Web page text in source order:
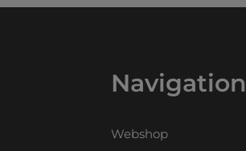
Navigation
Webshop